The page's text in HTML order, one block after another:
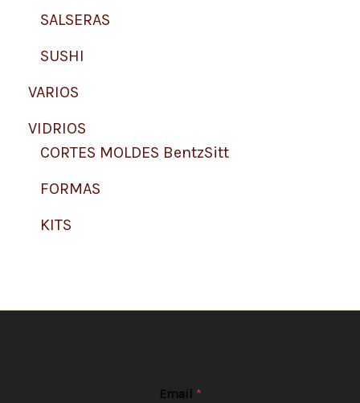
SALSERAS
SUSHI
VARIOS
VIDRIOS
CORTES MOLDES BentzSitt
FORMAS
KITS
Email *